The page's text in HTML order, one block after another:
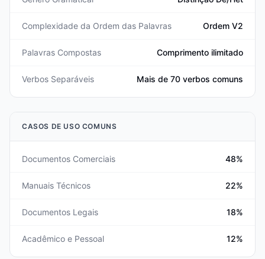
Complexidade da Ordem das Palavras Ordem V2
Palavras Compostas Comprimento ilimitado
Verbos Separáveis Mais de 70 verbos comuns
CASOS DE USO COMUNS
Documentos Comerciais 48%
Manuais Técnicos 22%
Documentos Legais 18%
Acadêmico e Pessoal 12%